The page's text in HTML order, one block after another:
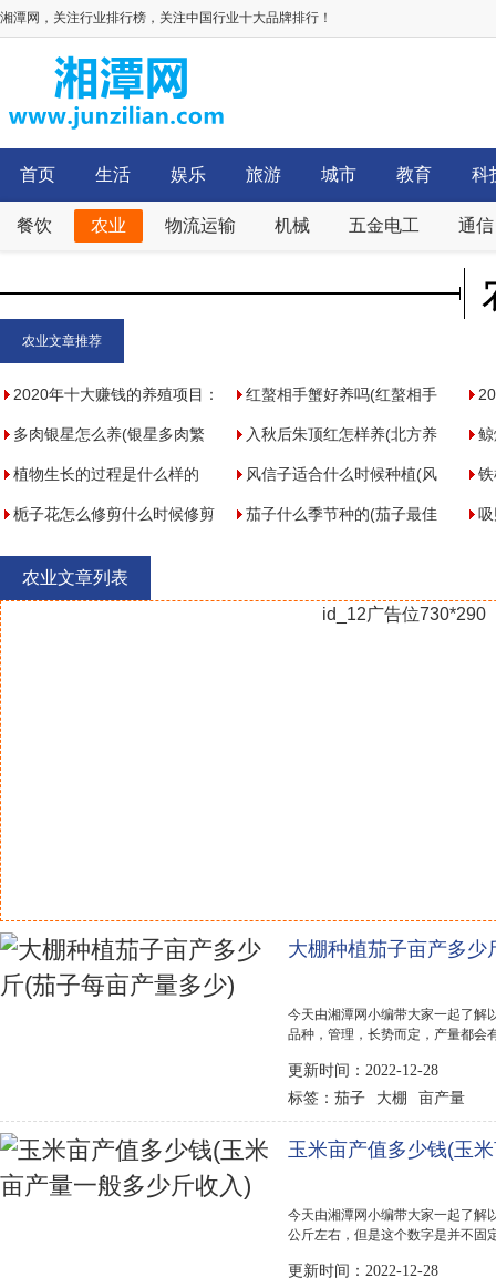
湘潭网，关注行业排行榜，关注中国行业十大品牌排行！
首页 生活 娱乐 旅游 城市 教育 科
餐饮 农业 物流运输 机械 五金电工 通信
农业文章推荐
2020年十大赚钱的养殖项目：
蜈蚣养殖利润高，第一浑身是
宝
红螯相手蟹好养吗(红螯相手
蟹生存环境)
多肉银星怎么养(银星多肉繁
殖方法)
入秋后朱顶红怎样养(北方养
朱顶红咋样休眠)
植物生长的过程是什么样的
(植物的生长过程一般要经过
什么过程)
风信子适合什么时候种植(风
信子什么时候种植土最好) (
栀子花怎么修剪什么时候修剪
(栀子花花怎么修剪)
茄子什么季节种的(茄子最佳
农业文章列表
id_12广告位730*290
大棚种植茄子亩产多少
今天由湘潭网小编带大家一起了解
品种，管理，长势而定，产量都会
的大棚骨架需要5500元左右，其种
更新时间：2022-12-28
标签： 茄子 大棚 亩产量
玉米亩产值多少钱(玉
今天由湘潭网小编带大家一起了解
公斤左右，但是这个数字是并不固
种植玉米的前景还是并不是很可观
更新时间：2022-12-28